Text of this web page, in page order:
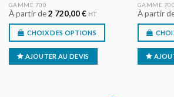
GAMME 700
À partir de2 720,00€ HT
CHOIX DES OPTIONS
AJOUTER AU DEVIS
GAMME 700
À partir